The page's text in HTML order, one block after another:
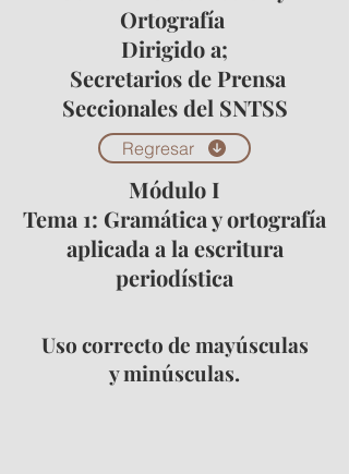
Ortografía
Dirigido a;
Secretarios de Prensa
Seccionales del SNTSS
Regresar
Módulo I
Tema 1: Gramática y ortografía
aplicada a la escritura
periodística
Uso correcto de mayúsculas
y minúsculas.